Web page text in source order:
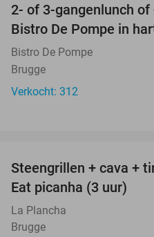
2- of 3-gangenlunch
Bistro De Pompe in
Bistro De Pompe
Brugge
Verkocht: 312
Steengrillen + cava +
Eat picanha (3 uur)
La Plancha
Brugge